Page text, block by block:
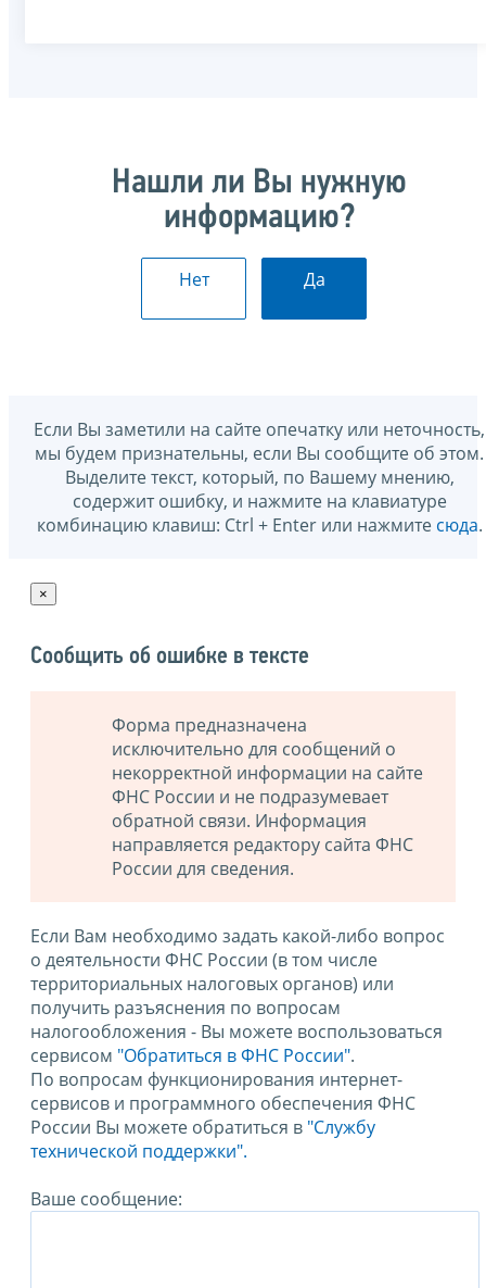
Нашли ли Вы нужную
информацию?
Нет Да
Если Вы заметили на сайте опечатку или неточность,
мы будем признательны, если Вы сообщите об этом.
Выделите текст, который, по Вашему мнению,
содержит ошибку, и нажмите на клавиатуре
комбинацию клавиш: Ctrl + Enter или нажмите сюда.
×
Сообщить об ошибке в тексте
Форма предназначена
исключительно для сообщений о
некорректной информации на сайте
ФНС России и не подразумевает
обратной связи. Информация
направляется редактору сайта ФНС
России для сведения.
Если Вам необходимо задать какой-либо вопрос
о деятельности ФНС России (в том числе
территориальных налоговых органов) или
получить разъяснения по вопросам
налогообложения - Вы можете воспользоваться
сервисом "Обратиться в ФНС России".
По вопросам функционирования интернет-
сервисов и программного обеспечения ФНС
России Вы можете обратиться в "Службу
технической поддержки".
Ваше сообщение: